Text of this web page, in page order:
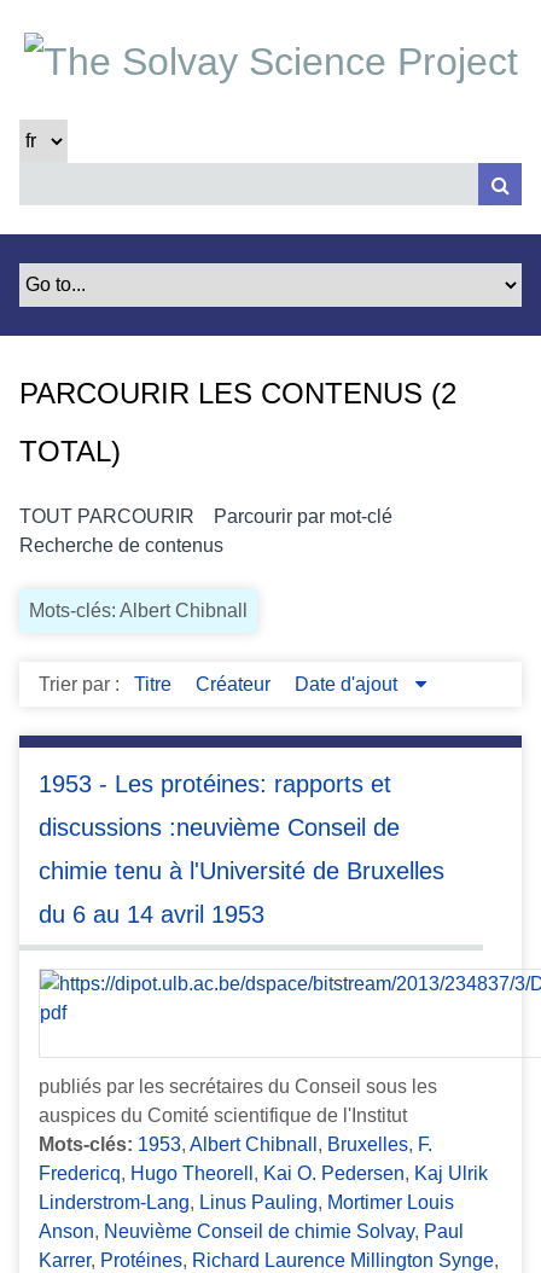
t
PARCOURIR LES CONTENUS (2
TOTAL)
TOUT PARCOURIR
Parcourir par mot-clé
Recherche de contenus
Mots-clés: Albert Chibnall
Trier par : Titre Créateur Date d'ajout
1953 - Les protéines: rapports et
discussions :neuvième Conseil de
chimie tenu à l'Université de Bruxelles
du 6 au 14 avril 1953
publiés par les secrétaires du Conseil sous les
auspices du Comité scientifique de l'Institut
Mots-clés: 1953, Albert Chibnall , Bruxelles, F.
Fredericq, Hugo Theorell , Kai O. Pedersen, Kaj Ulrik
Linderstrom-Lang, Linus Pauling, Mortimer Louis
Anson, Neuvième Conseil de chimie Solvay, Paul
Karrer, Protéines, Richard Laurence Millington Synge,